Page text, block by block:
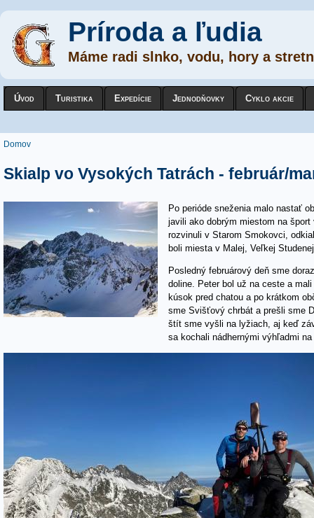
Príroda a ľudia
Máme radi slnko, vodu, hory a
Úvod Turistika Expedície Jednodňovky Cyklo akcie
Nachádzate sa tu
Domov
Skialp vo Vysokých Tatrách - február/
Po perióde sneženia malo nastať
javili ako dobrým miestom na
rozvinuli v Starom Smokovci,
boli miesta v Malej, Veľkej
Posledný februárový deň sme
doline. Peter bol už na ceste a
kúsok pred chatou a po krátkom
sme Svišťový chrbát a prešli sme
štít sme vyšli na lyžiach, aj keď
sa kochali nádhernými výhľadmi